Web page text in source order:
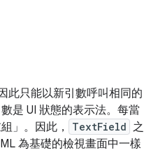
此只能以新引數呼叫相同的
是 UI 狀態的表示法。每當
」 。因此， TextField 之
為基礎的檢視畫面中一樣